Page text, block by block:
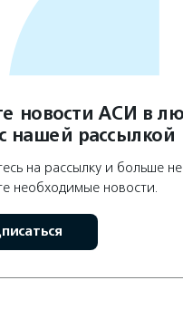
новости АСИ в
нашей рассылкой
на рассылку и больше не
необходимые новости.